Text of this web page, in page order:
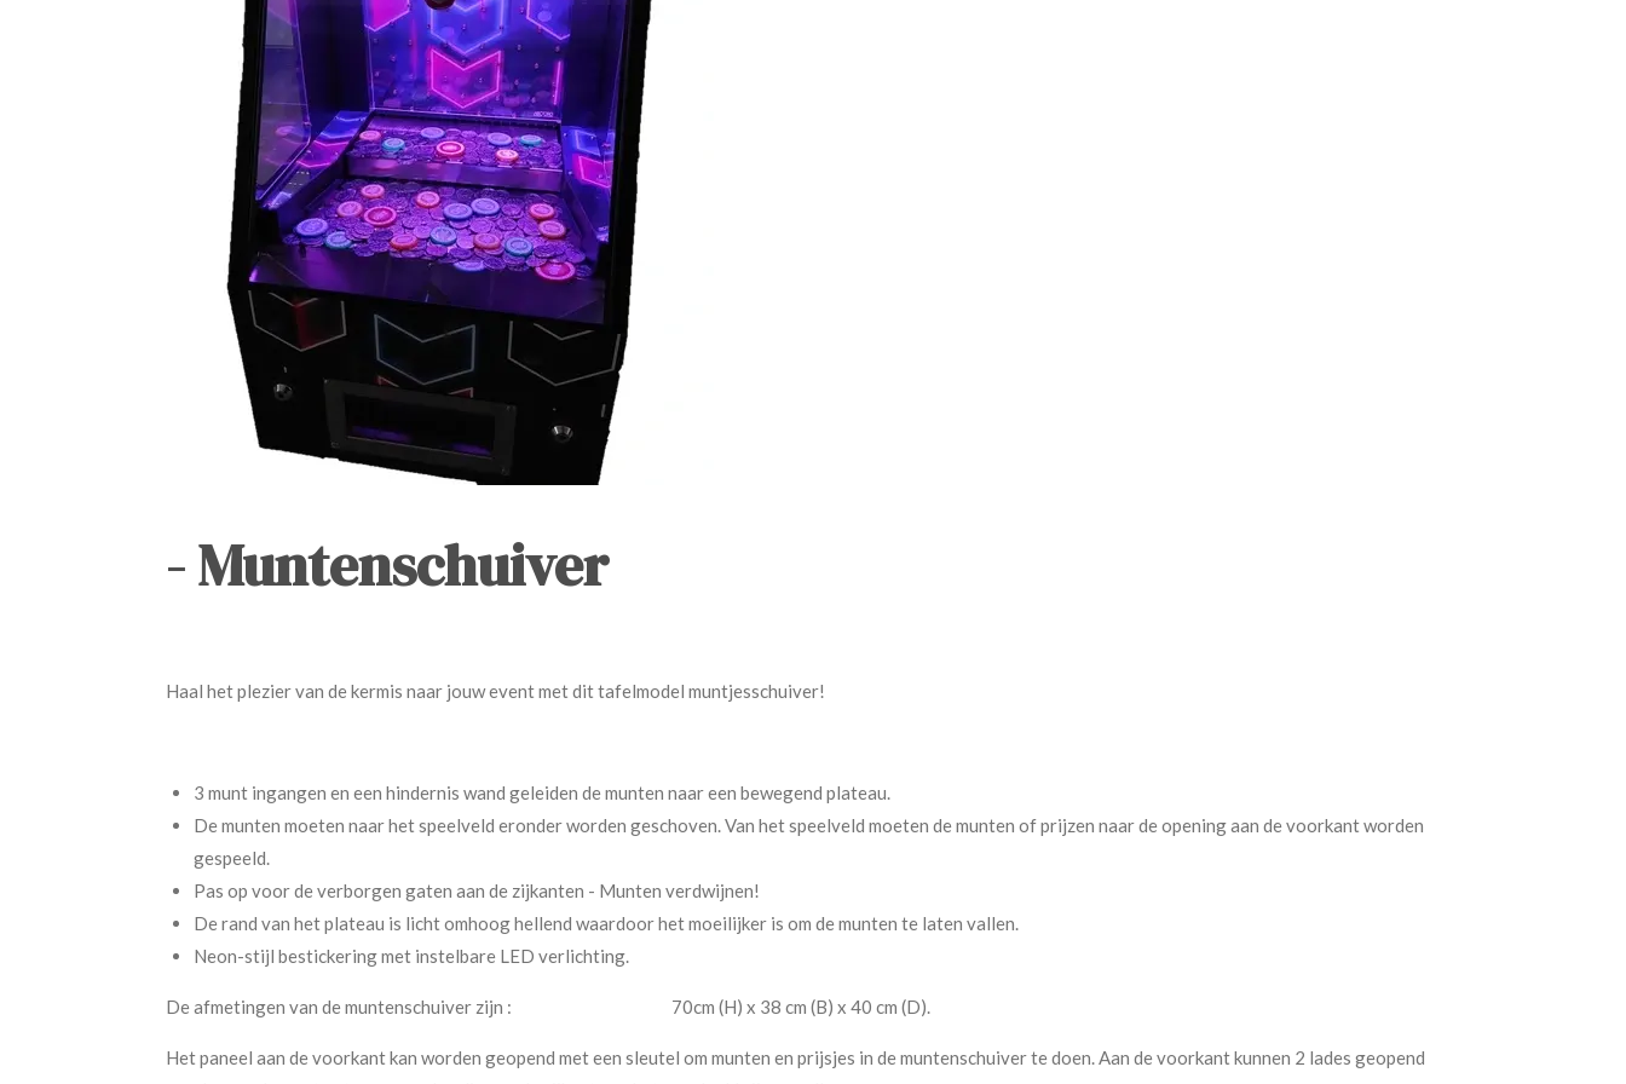
- Muntenschuiver
Haal het plezier van de kermis naar jouw event met dit tafelmodel muntjesschuiver!
3 munt ingangen en een hindernis wand geleiden de munten naar een bewegend plateau.
De munten moeten naar het speelveld eronder worden geschoven. Van het speelveld moeten de munten of prijzen naar de opening aan de voorkant worden
gespeeld.
Pas op voor de verborgen gaten aan de zijkanten - Munten verdwijnen!
De rand van het plateau is licht omhoog hellend waardoor het moeilijker is om de munten te laten vallen.
Neon-stijl bestickering met instelbare LED verlichting.
De afmetingen van de muntenschuiver zijn : 70cm (H) x 38 cm (B) x 40 cm (D).
Het paneel aan de voorkant kan worden geopend met een sleutel om munten en prijsjes in de muntenschuiver te doen. Aan de voorkant kunnen 2 lades geopend